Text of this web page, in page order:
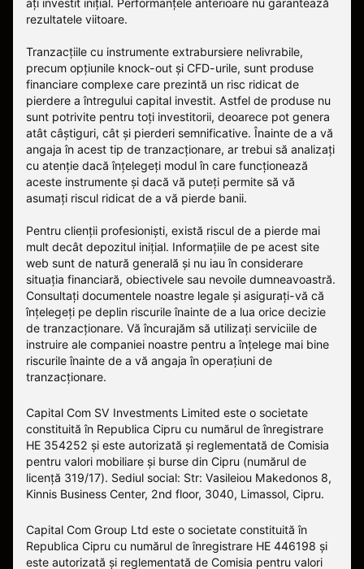
ați investit inițial. Performanțele anterioare nu garantează
rezultatele viitoare.
Tranzacțiile cu instrumente extrabursiere nelivrabile,
precum opțiunile knock-out și CFD-urile, sunt produse
financiare complexe care prezintă un risc ridicat de
pierdere a întregului capital investit. Astfel de produse nu
sunt potrivite pentru toți investitorii, deoarece pot genera
atât câștiguri, cât și pierderi semnificative. Înainte de a vă
angaja în acest tip de tranzacționare, ar trebui să analizați
cu atenție dacă înțelegeți modul în care funcționează
aceste instrumente și dacă vă puteți permite să vă
asumați riscul ridicat de a vă pierde banii.
Pentru clienții profesioniști, există riscul de a pierde mai
mult decât depozitul inițial. Informațiile de pe acest site
web sunt de natură generală și nu iau în considerare
situația financiară, obiectivele sau nevoile dumneavoastră.
Consultați documentele noastre legale și asigurați-vă că
înțelegeți pe deplin riscurile înainte de a lua orice decizie
de tranzacționare. Vă încurajăm să utilizați serviciile de
instruire ale companiei noastre pentru a înțelege mai bine
riscurile înainte de a vă angaja în operațiuni de
tranzacționare.
Capital Com SV Investments Limited este o societate
constituită în Republica Cipru cu numărul de înregistrare
HE 354252 și este autorizată și reglementată de Comisia
pentru valori mobiliare și burse din Cipru (numărul de
licență 319/17). Sediul social: Str: Vasileiou Makedonos 8,
Kinnis Business Center, 2nd floor, 3040, Limassol, Cipru.
Capital Com Group Ltd este o societate constituită în
Republica Cipru cu numărul de înregistrare ΗΕ 446198 și
este autorizată și reglementată de Comisia pentru valori